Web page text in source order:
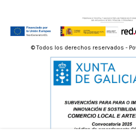
© Todos los derechos reservados -